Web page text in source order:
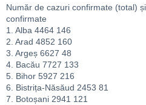
Număr de cazuri confirmate (total)
confirmate
1. Alba 4464 146
2. Arad 4852 160
3. Argeș 6627 48
4. Bacău 7727 133
5. Bihor 5927 216
6. Bistrița-Năsăud 2453 81
7. Botoșani 2941 121